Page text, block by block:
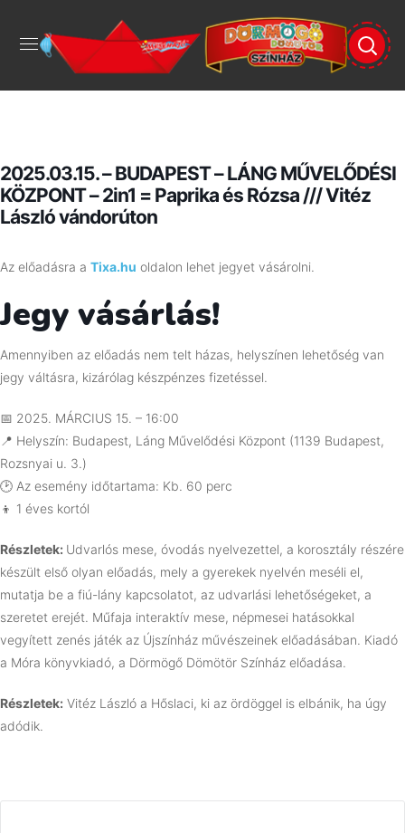
2025.03.15. – BUDAPEST – LÁNG MŰVELŐDÉSI
KÖZPONT – 2in1 = Paprika és Rózsa /// Vitéz
László vándorúton
Az előadásra a Tixa.hu oldalon lehet jegyet vásárolni.
Jegy vásárlás!
Amennyiben az előadás nem telt házas, helyszínen lehetőség van
jegy váltásra, kizárólag készpénzes fizetéssel.
📅 2025. MÁRCIUS 15. – 16:00
📍 Helyszín: Budapest, Láng Művelődési Központ (1139 Budapest,
Rozsnyai u. 3.)
🕑 Az esemény időtartama: Kb. 60 perc
👦 1 éves kortól
Részletek: Udvarlós mese, óvodás nyelvezettel, a korosztály részére
készült első olyan előadás, mely a gyerekek nyelvén meséli el,
mutatja be a fiú-lány kapcsolatot, az udvarlási lehetőségeket, a
szeretet erejét. Műfaja interaktív mese, népmesei hatásokkal
vegyített zenés játék az Újszínház művészeinek előadásában. Kiadó
a Móra könyvkiadó, a Dörmögő Dömötör Színház előadása.
Részletek: Vitéz László a Hőslaci, ki az ördöggel is elbánik, ha úgy
adódik.